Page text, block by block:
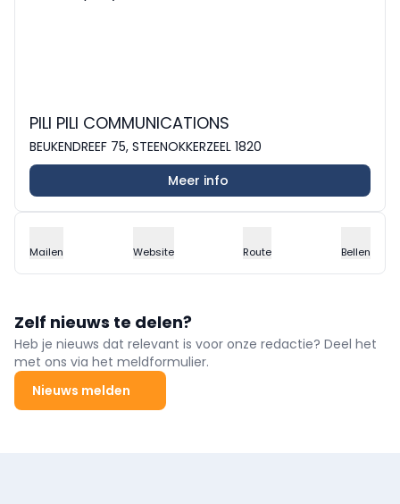
PILI PILI COMMUNICATIONS
BEUKENDREEF 75, STEENOKKERZEEL 1820
Meer info
Mailen Website Route Bellen
Zelf nieuws te delen?
Heb je nieuws dat relevant is voor onze redactie? Deel het
met ons via het meldformulier.
Nieuws melden